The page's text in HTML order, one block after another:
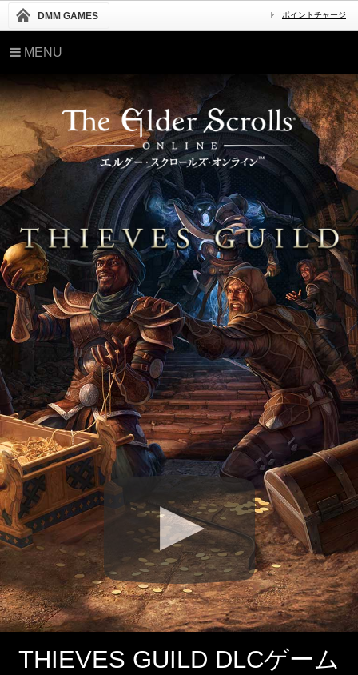
DMM GAMES ポイントチャージ
MENU
THIEVES GUILD DLCゲーム